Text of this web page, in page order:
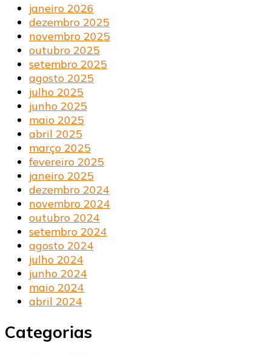
janeiro 2026
dezembro 2025
novembro 2025
outubro 2025
setembro 2025
agosto 2025
julho 2025
junho 2025
maio 2025
abril 2025
março 2025
fevereiro 2025
janeiro 2025
dezembro 2024
novembro 2024
outubro 2024
setembro 2024
agosto 2024
julho 2024
junho 2024
maio 2024
abril 2024
Categorias